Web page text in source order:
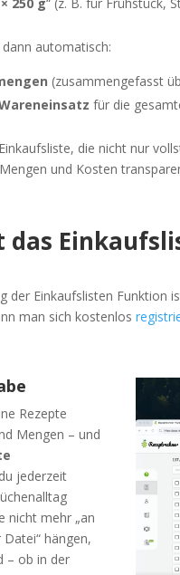
automatisch:
(zusammengefasst
für die
die nicht nur
und Kosten
der Einkaufslisten Funktion
man sich kostenlos
Rezepte
Mengen – und
jederzeit
nicht mehr „an
hängen,
– ob in der